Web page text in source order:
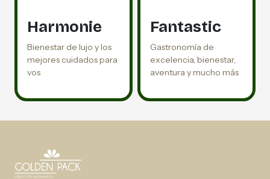
Harmonie
Bienestar de lujo y los
mejores cuidados para
vos
Fantastic
Gastronomía de
excelencia, bienestar,
aventura y mucho más